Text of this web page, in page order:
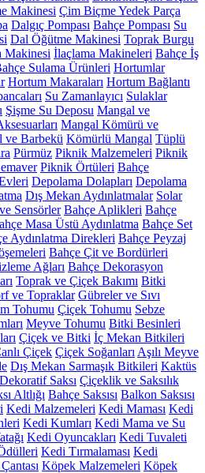
Makinesi Çim Biçme Yedek Parça
Dalgıç Pompası Bahçe Pompası Su
Dal Öğütme Makinesi Toprak Burgu
Makinesi İlaçlama Makineleri Bahçe İş
Sulama Ürünleri Hortumlar
Hortum Makaraları Hortum Bağlantı
Su Zamanlayıcı Sulaklar
Şişme Su Deposu Mangal ve
Mangal Kömürü ve
ve Barbekü Kömürlü Mangal Tüplü
Pürmüz Piknik Malzemeleri Piknik
Piknik Örtüleri Bahçe
Depolama Dolapları Depolama
Dış Mekan Aydınlatmalar Solar
Sensörler Bahçe Aplikleri Bahçe
Masa Üstü Aydınlatma Bahçe Set
Aydınlatma Direkleri Bahçe Peyzaj
Bahçe Çit ve Bordürleri
Ağları Bahçe Dekorasyon
Toprak ve Çiçek Bakımı Bitki
ve Topraklar Gübreler ve Sıvı
Tohumu Çiçek Tohumu Sebze
Meyve Tohumu Bitki Besinleri
Çiçek ve Bitki İç Mekan Bitkileri
Çiçek Çiçek Soğanları Aşılı Meyve
Dış Mekan Sarmaşık Bitkileri Kaktüs
Dekoratif Saksı Çiçeklik ve Saksılık
Altlığı Bahçe Saksısı Balkon Saksısı
Kedi Malzemeleri Kedi Maması Kedi
Kedi Kumları Kedi Mama ve Su
Kedi Oyuncakları Kedi Tuvaleti
Kedi Tırmalaması Kedi
Köpek Malzemeleri Köpek